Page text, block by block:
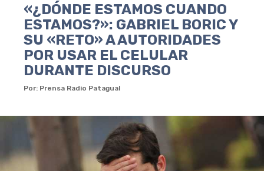
«¿DÓNDE ESTAMOS CUANDO
ESTAMOS?»: GABRIEL BORIC Y
SU «RETO» A AUTORIDADES
POR USAR EL CELULAR
DURANTE DISCURSO
Por: Prensa Radio Patagual